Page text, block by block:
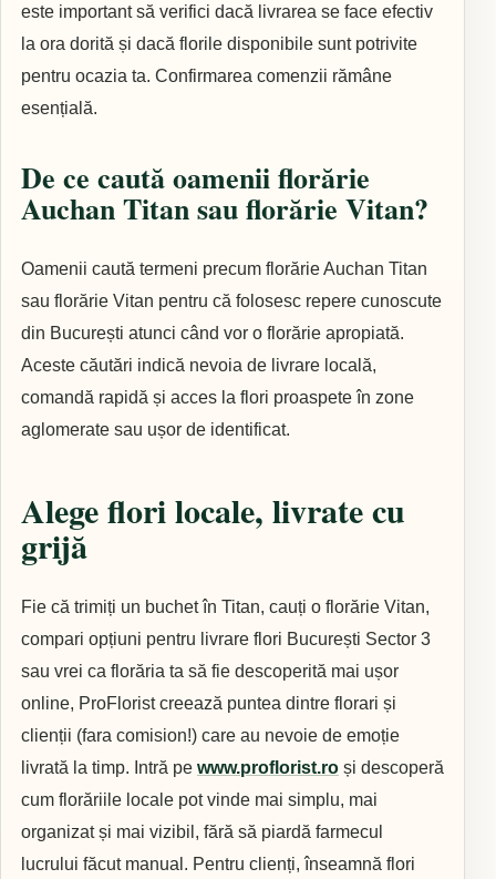
este important să verifici dacă livrarea se face efectiv
la ora dorită și dacă florile disponibile sunt potrivite
pentru ocazia ta. Confirmarea comenzii rămâne
esențială.
De ce caută oamenii florărie
Auchan Titan sau florărie Vitan?
Oamenii caută termeni precum florărie Auchan Titan
sau florărie Vitan pentru că folosesc repere cunoscute
din București atunci când vor o florărie apropiată.
Aceste căutări indică nevoia de livrare locală,
comandă rapidă și acces la flori proaspete în zone
aglomerate sau ușor de identificat.
Alege flori locale, livrate cu
grijă
Fie că trimiți un buchet în Titan, cauți o florărie Vitan,
compari opțiuni pentru livrare flori București Sector 3
sau vrei ca florăria ta să fie descoperită mai ușor
online, ProFlorist creează puntea dintre florari și
clienții (fara comision!) care au nevoie de emoție
livrată la timp. Intră pe www.proflorist.ro și descoperă
cum florăriile locale pot vinde mai simplu, mai
organizat și mai vizibil, fără să piardă farmecul
lucrului făcut manual. Pentru clienți, înseamnă flori